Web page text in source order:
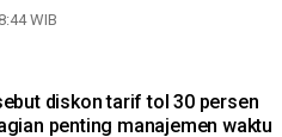
WIB
diskon tarif tol 30 persen
penting manajemen waktu